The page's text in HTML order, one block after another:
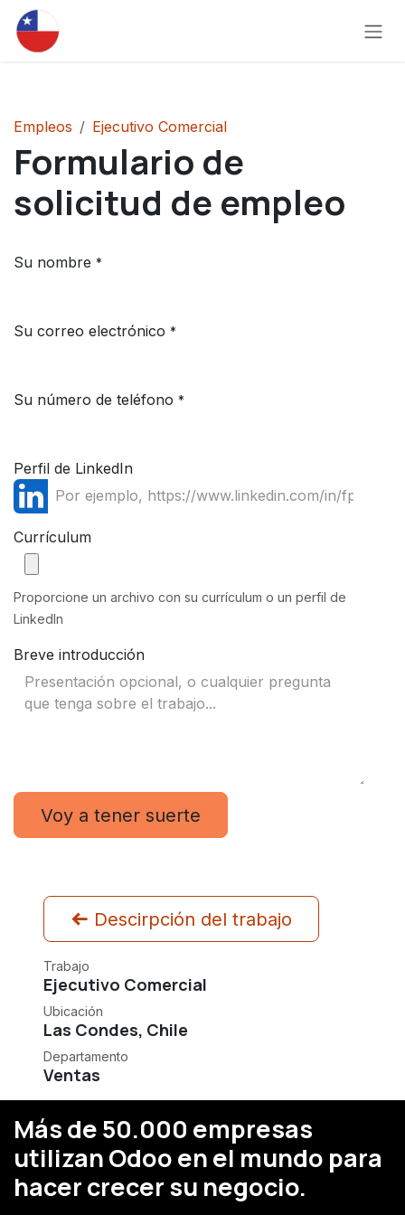
Ir al contenido
Empleos Ejecutivo Comercial
Formulario de
solicitud de empleo
Su nombre *
Su correo electrónico *
Su número de teléfono *
Perfil de LinkedIn
Currículum
Proporcione un archivo con su currículum o un perfil de
LinkedIn
Breve introducción
Voy a tener suerte
Descirpción del trabajo
Trabajo
Ejecutivo Comercial
Ubicación
Las Condes, Chile
Departamento
Ventas
Más de 50.000 empresas
utilizan Odoo en el mundo para
hacer crecer su negocio.